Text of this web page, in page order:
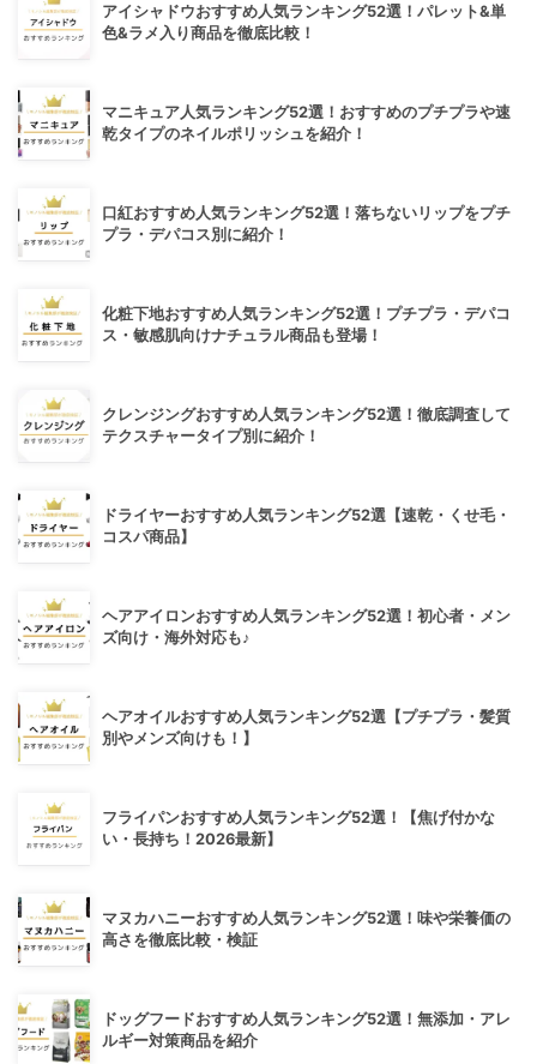
アイシャドウおすすめ人気ランキング52選！パレット&単
色&ラメ入り商品を徹底比較！
マニキュア人気ランキング52選！おすすめのプチプラや速
乾タイプのネイルポリッシュを紹介！
口紅おすすめ人気ランキング52選！落ちないリップをプチ
プラ・デパコス別に紹介！
化粧下地おすすめ人気ランキング52選！プチプラ・デパコ
ス・敏感肌向けナチュラル商品も登場！
クレンジングおすすめ人気ランキング52選！徹底調査して
テクスチャータイプ別に紹介！
ドライヤーおすすめ人気ランキング52選【速乾・くせ毛・
コスパ商品】
ヘアアイロンおすすめ人気ランキング52選！初心者・メン
ズ向け・海外対応も♪
ヘアオイルおすすめ人気ランキング52選【プチプラ・髪質
別やメンズ向けも！】
フライパンおすすめ人気ランキング52選！【焦げ付かな
い・長持ち！2026最新】
マヌカハニーおすすめ人気ランキング52選！味や栄養価の
高さを徹底比較・検証
ドッグフードおすすめ人気ランキング52選！無添加・アレ
ルギー対策商品を紹介